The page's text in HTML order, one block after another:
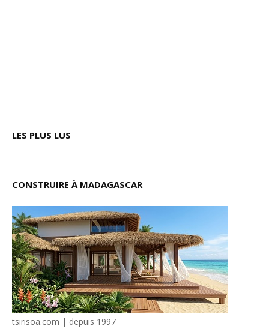
LES PLUS LUS
CONSTRUIRE À MADAGASCAR
tsirisoa.com | depuis 1997